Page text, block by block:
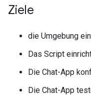
Ziele
die Umgebung
Das Script
Die Chat-App
Die Chat-App